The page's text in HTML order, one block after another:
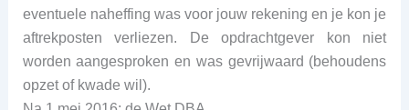
eventuele naheffing was voor jouw rekening en je kon je
aftrekposten verliezen. De opdrachtgever kon niet
worden aangesproken en was gevrijwaard (behoudens
opzet of kwade wil).